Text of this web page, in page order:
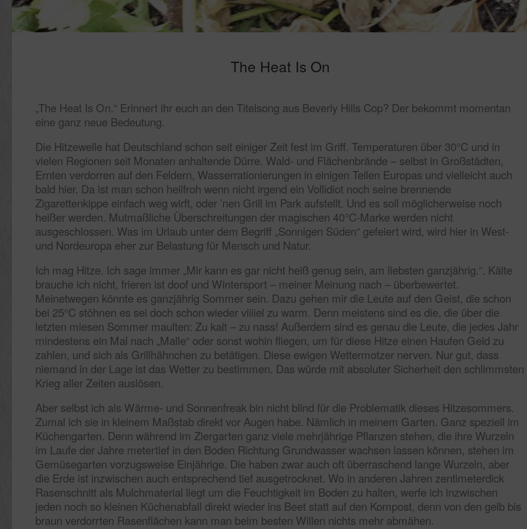
The Heat Is On
„The Heat Is On.“ Erinnert ihr euch an den Titelsong aus Beverly Hills Cop? Der bekommt momentan
eine ganz neue Bedeutung.
Die Hitzewelle hat Deutschland schon seit einiger Zeit fest im Griff. Temperaturen über 30°C und in
vielen Regionen seit Monaten anhaltende Dürre. Wald- und Flächenbrände – selbst in Großstädten,
Ernten verdorren auf den Feldern, Wasserrationierungen in einigen Teilen Europas und vielleicht auch
bald hier. Da ist man schon heilfroh wenn nicht irgend ein Vollidiot noch seine brennende
Zigarettenkippe einfach weg wirft, oder ’nen Grill im Park aufstellt. Und es soll möglicherweise noch
heißer werden. Mutmaßliche Überschreitungen der magischen 40°C-Marke werden nicht
ausgeschlossen. Was im Urlaub unter dem Begriff „Sonnigen Süden“ gefeiert wird, wird hier in West-
und Nordeuropa eher zur Belastung für Mensch und Natur.
Ich mag Hitze. Ich sage immer „Mir kann es gar nicht heiß genug sein, am liebsten ganzjährig.“. Kälte
brauche ich nicht, frieren ist doof und Wintersport – meiner Meinung nach – überbewertet.
Meinetwegen könnte es ganzjährig Sommer sein. Dazu gehen mir die Leute auf den Geist, die schon
bei 25°C stöhnen es sei doch schon wieder viiiiel zu warm. Denn meistens sind es die, die über die
letzten miesen Sommer maulten: Zu kalt – zu nass! Außerdem sind es genau die Leute, die jedes Jahr
mindestens ein Mal nach „Malle“ oder sonst wohin fliegen, um für diese Hitze einen Haufen Geld zu
zahlen, und sich als Grillhähnchen zu betätigen. Diese ewigen Wettermotzer nerven. Nur gut, dass
niemand in der Lage ist das Wetter zu bestimmen. Das würde mit absoluter Sicherheit den schlimmsten
Krieg aller Zeiten auslösen.
Aber selbst ich als Wärme- und Sonnenfreak bin nicht blind für die Problematik dieses Hitzesommers.
Zumal ich sie in kleinem Maßstab direkt vor Augen habe. Nämlich in meinem Garten. Ganz speziell im
Küchengarten. Denn während im Ziergarten ganz viele mehrjährige Pflanzen stehen, die ihre Wurzeln
im Laufe der Jahre metertief in den Boden Richtung Grundwasser wachsen lassen können, stehen im
Gemüsegarten vorzugsweise Einjährige. Die haben zwar auch oft überraschend lange Wurzeln, aber
die Erde ist inzwischen auch entsprechend tief ausgetrocknet. Wo in anderen Jahren zentimeterdick
Rasenschnitt als Mulchmaterial liegt um die Feuchtigkeit im Boden zu halten, werfe ich inzwischen
jeden noch so kleinen Küchenabfall direkt wieder ins Beet statt auf den Kompost, denn von den gelb bis
braun verdorrten Rasenflächen kann man beim besten Willen nichts mehr abmähen.